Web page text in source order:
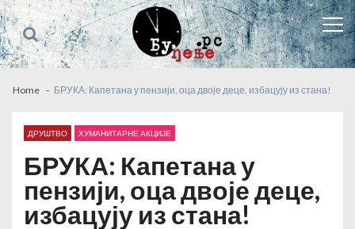
Skip
to
navigation
Skip
to
content
Home БРУКА: Капетана у пензији, оца двоје деце, избацују из стана!
ДРУШТВО ХУМАНИТАРНЕ АКЦИЈЕ
БРУКА: Капетана у
пензији, оца двоје деце,
избацују из стана!